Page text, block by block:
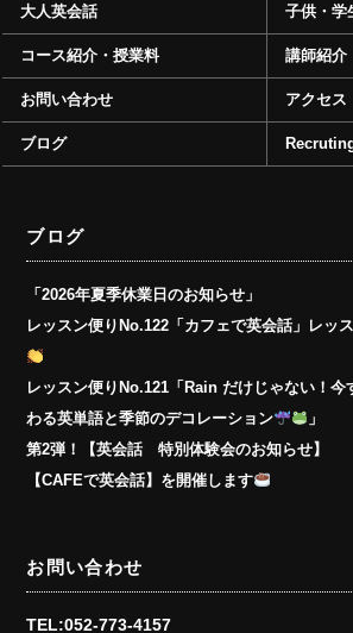
大人英会話 子供・学
コース紹介・授業料 講師紹介
お問い合わせ アクセス
ブログ
ブログ
「2026年夏季休業日のお知らせ」
レッスン便りNo.122「カフェで英会話」レッ
レッスン便りNo.121「Rain だけじゃない！今
わる英単語と季節のデコレーション
」
第2弾！【英会話 特別体験会のお知らせ】
【CAFEで英会話】を開催します
お問い合わせ
TEL:052-773-4157